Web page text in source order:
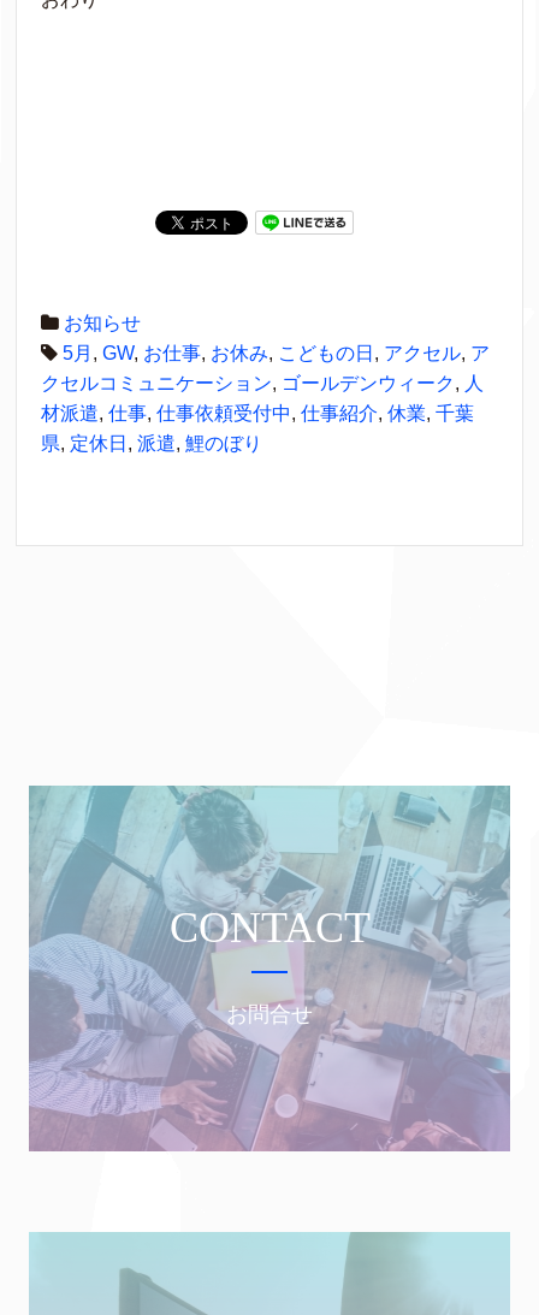
お知らせ
5月 ,GW, お仕事, お休み, こどもの日 , アクセル, ア
クセルコミュニケーション, ゴールデンウィーク, 人
材派遣,仕事,仕事依頼受付中,仕事紹介,休業,千葉
県, 定休日 ,派遣,鯉のぼり
CONTACT
お問合せ